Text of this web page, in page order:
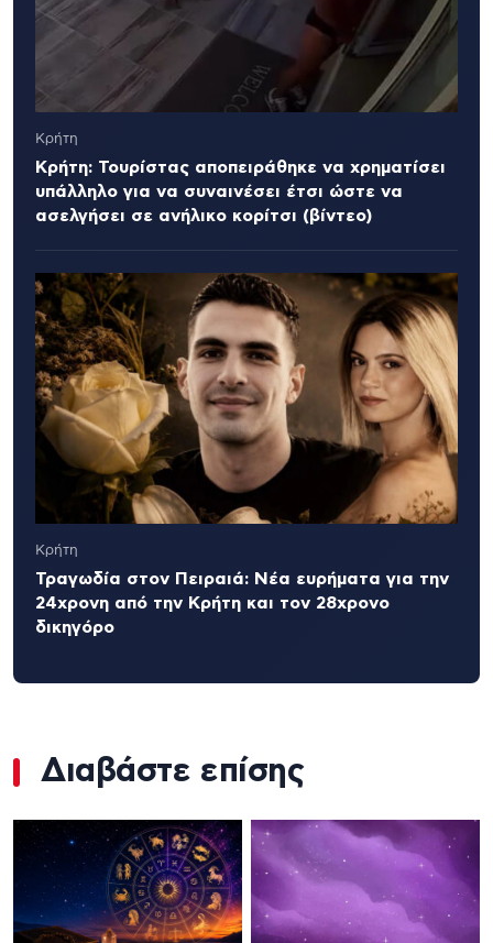
Κρήτη
Κρήτη: Τουρίστας αποπειράθηκε να χρηματίσει
υπάλληλο για να συναινέσει έτσι ώστε να
ασελγήσει σε ανήλικο κορίτσι (βίντεο)
Κρήτη
Τραγωδία στον Πειραιά: Νέα ευρήματα για την
24χρονη από την Κρήτη και τον 28χρονο
δικηγόρο
Διαβάστε επίσης